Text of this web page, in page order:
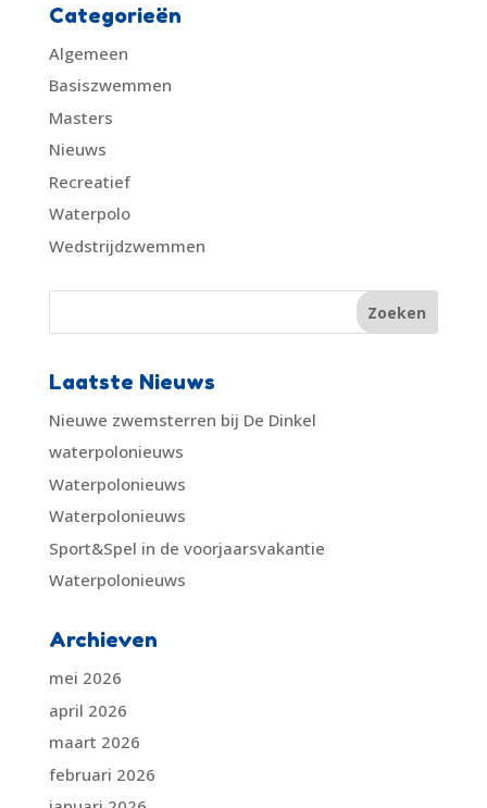
Categorieën
Algemeen
Basiszwemmen
Masters
Nieuws
Recreatief
Waterpolo
Wedstrijdzwemmen
Laatste Nieuws
Nieuwe zwemsterren bij De Dinkel
waterpolonieuws
Waterpolonieuws
Waterpolonieuws
Sport&Spel in de voorjaarsvakantie
Waterpolonieuws
Archieven
mei 2026
april 2026
maart 2026
februari 2026